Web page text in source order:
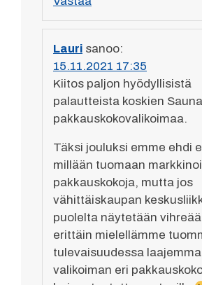
Lauri sanoo:
15.11.2021 17:35
Kiitos paljon hyödyllisistä
palautteista koskien
pakkauskokovalikoimaa.
Täksi jouluksi emme ehdi
millään tuomaan
pakkauskokoja, mutta jos
vähittäiskaupan
puolelta näytetään
erittäin mielellämme
tulevaisuudessa
valikoiman eri